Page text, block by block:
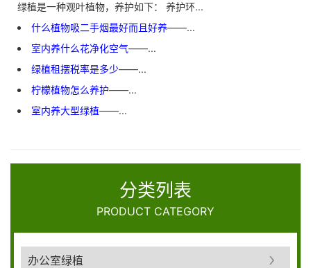
绿植是一种观叶植物，养护如下： 养护环...
什么植物吸二手烟最好而且好养——...
室内养什么花净化空气——...
绿植租摆税率是多少——...
柠檬植物怎么养护——...
室内养大型绿植——...
分类列表
PRODUCT CATEGORY
办公室绿植